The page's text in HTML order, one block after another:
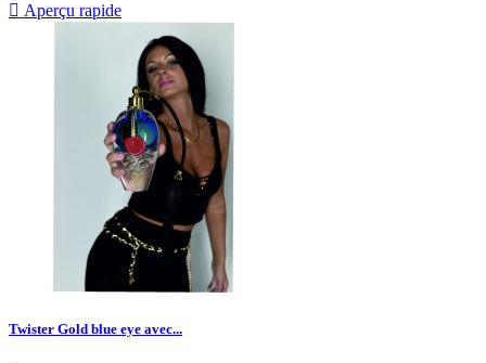
 Aperçu rapide
Twister Gold blue eye avec...